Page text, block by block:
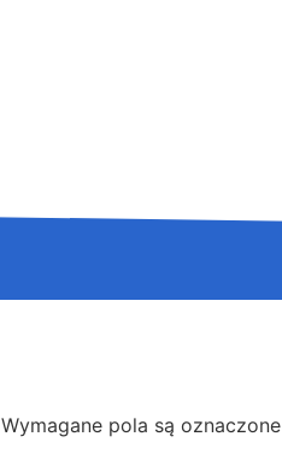
Wymagane pola są oznaczone